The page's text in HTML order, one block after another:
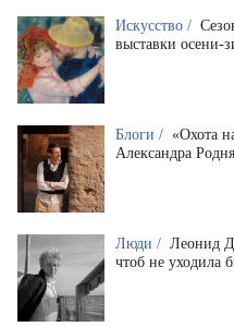
Искусство /
выставки осени-
Блоги / «Охота
Александра
Люди / Леонид
чтоб не уходила